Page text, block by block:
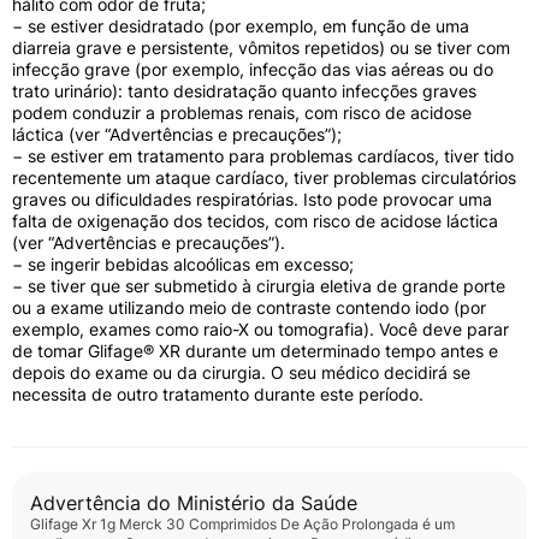
aos outros componentes da fórmula;
− se estiver com problema de funcionamento do
fígado;
− se estiver com problema de funcionamento grave
dos rins (depuração de creatinina abaixo
de 30 mL/min ou taxa de filtração glomerular estimada
(TFGe) abaixo de 30 mL/min/1,73m2);
− se tiver qualquer tipo de acidose metabólica (como
acidose láctica, cetoacidose diabética, pré-coma
diabético). A cetoacidose é uma condição na qual
substâncias denominadas “corpos cetônicos” se
acumulam no sangue. Os sintomas incluem dores de
estômago, respiração rápida e profunda, sonolência
ou hálito com odor de fruta;
− se estiver desidratado (por exemplo, em função de
uma diarreia grave e persistente, vômitos repetidos)
ou se tiver com infecção grave (por exemplo, infecção
das vias aéreas ou do trato urinário): tanto
desidratação quanto infecções graves podem
tiver tido recentemente um ataque cardíaco, tiver
problemas circulatórios graves ou dificuldades
hálito com odor de fruta;
− se estiver desidratado (por exemplo, em função de uma
diarreia grave e persistente, vômitos repetidos) ou se tiver com
infecção grave (por exemplo, infecção das vias aéreas ou do
trato urinário): tanto desidratação quanto infecções graves
podem conduzir a problemas renais, com risco de acidose
láctica (ver “Advertências e precauções”);
− se estiver em tratamento para problemas cardíacos, tiver tido
recentemente um ataque cardíaco, tiver problemas circulatórios
graves ou dificuldades respiratórias. Isto pode provocar uma
falta de oxigenação dos tecidos, com risco de acidose láctica
(ver “Advertências e precauções”).
− se ingerir bebidas alcoólicas em excesso;
− se tiver que ser submetido à cirurgia eletiva de grande porte
ou a exame utilizando meio de contraste contendo iodo (por
exemplo, exames como raio-X ou tomografia). Você deve parar
de tomar Glifage® XR durante um determinado tempo antes e
depois do exame ou da cirurgia. O seu médico decidirá se
necessita de outro tratamento durante este período.
Advertência do Ministério da Saúde
Glifage Xr 1g Merck 30 Comprimidos De Ação Prolongada é um